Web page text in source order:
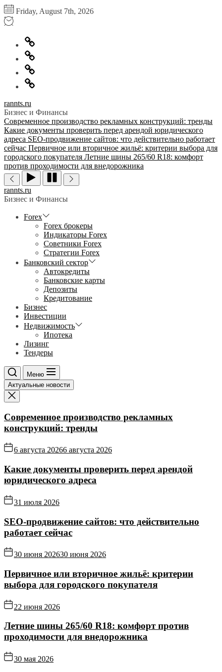
Перейти
к
содержимому
Friday, August 7th, 2026
Главная
Информация
для
правообладателей
Обратная
связь
Политика
конфиденциальности
rannts.ru
Бизнес и Финансы
Современное производство рекламных конструкций: тренды
Какие документы проверить перед арендой юридического
адреса SEO-продвижение сайтов: что действительно работает
сейчас Первичное или вторичное жильё: критерии выбора для
городского покупателя Летние шины 265/60 R18: комфорт
против проходимости для внедорожника
rannts.ru
Бизнес и Финансы
Forex
Forex брокеры
Индикаторы Forex
Советники Forex
Стратегии Forex
Банковский сектор
Автокредиты
Банковские карты
Депозиты
Кредитование
Бизнес
Инвестиции
Недвижимость
Ипотека
Лизинг
Тендеры
Меню
Актуальные новости
Современное производство рекламных
конструкций: тренды
6 августа 20266 августа 2026
Какие документы проверить перед арендой
юридического адреса
31 июля 2026
SEO-продвижение сайтов: что действительно
работает сейчас
30 июня 202630 июня 2026
Первичное или вторичное жильё: критерии
выбора для городского покупателя
22 июня 2026
Летние шины 265/60 R18: комфорт против
проходимости для внедорожника
30 мая 2026